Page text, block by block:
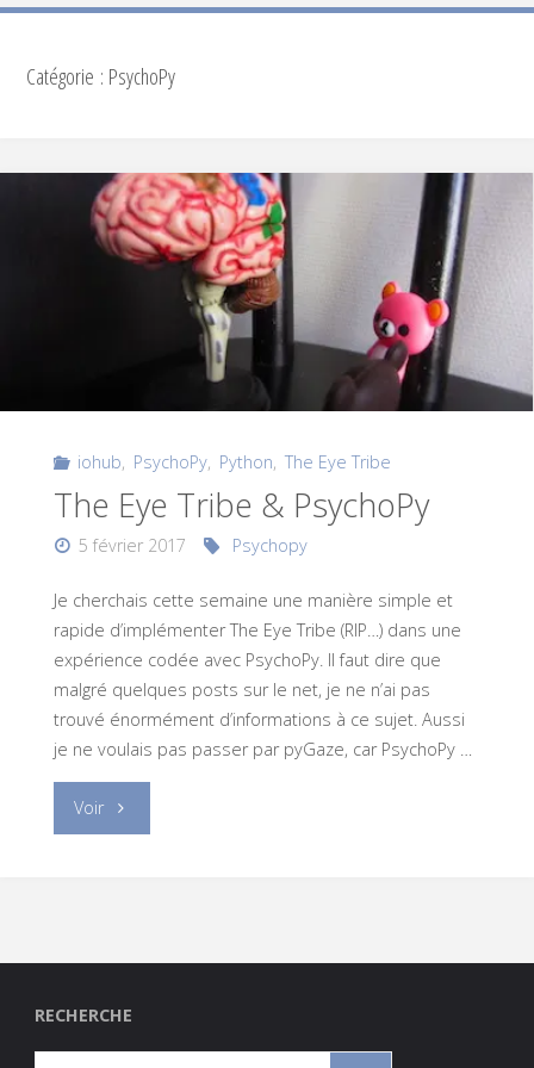
Catégorie : PsychoPy
iohub, PsychoPy, Python, The Eye Tribe
The Eye Tribe & PsychoPy
5 février 2017 Psychopy
Je cherchais cette semaine une manière simple et
rapide d’implémenter The Eye Tribe (RIP…) dans une
expérience codée avec PsychoPy. Il faut dire que
malgré quelques posts sur le net, je ne n’ai pas
trouvé énormément d’informations à ce sujet. Aussi
je ne voulais pas passer par pyGaze, car PsychoPy …
Voir"The
&
PsychoPy"
RECHERCHE